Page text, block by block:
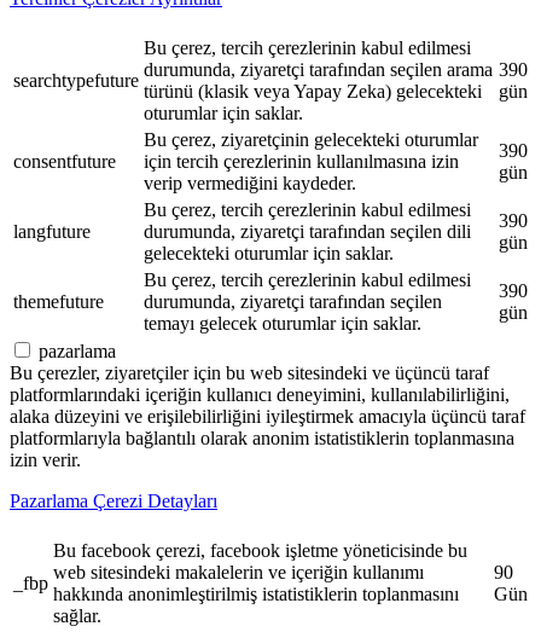
searchtypefuture
Bu çerez, tercih çerezlerinin kabul edilmesi
durumunda, ziyaretçi tarafından seçilen arama
türünü (klasik veya Yapay Zeka) gelecekteki
oturumlar için saklar.
390
gün
consentfuture
Bu çerez, ziyaretçinin gelecekteki oturumlar
için tercih çerezlerinin kullanılmasına izin
verip vermediğini kaydeder.
390
gün
langfuture
Bu çerez, tercih çerezlerinin kabul edilmesi
durumunda, ziyaretçi tarafından seçilen dili
gelecekteki oturumlar için saklar.
390
gün
themefuture
Bu çerez, tercih çerezlerinin kabul edilmesi
durumunda, ziyaretçi tarafından seçilen
temayı gelecek oturumlar için saklar.
390
gün
pazarlama
Bu çerezler, ziyaretçiler için bu web sitesindeki ve üçüncü taraf
platformlarındaki içeriğin kullanıcı deneyimini, kullanılabilirliğini,
alaka düzeyini ve erişilebilirliğini iyileştirmek amacıyla üçüncü taraf
platformlarıyla bağlantılı olarak anonim istatistiklerin toplanmasına
izin verir.
Pazarlama Çerezi Detayları
_fbp
Bu facebook çerezi, facebook işletme yöneticisinde bu
web sitesindeki makalelerin ve içeriğin kullanımı
hakkında anonimleştirilmiş istatistiklerin toplanmasını
sağlar.
90
Gün